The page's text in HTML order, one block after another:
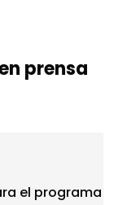
prensa
el programa